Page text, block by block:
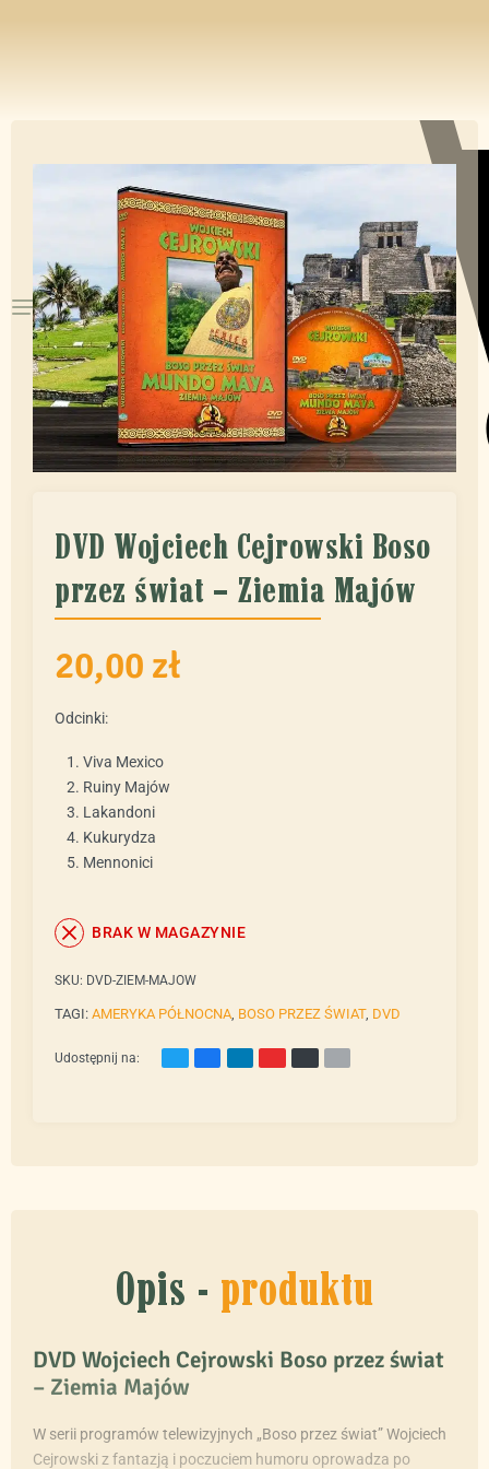
DVD Wojciech Cejrowski Boso
przez świat – Ziemia Majów
20,00 zł
Odcinki:
Viva Mexico
Ruiny Majów
Lakandoni
Kukurydza
Mennonici
BRAK W MAGAZYNIE
SKU: DVD-ZIEM-MAJOW
TAGI: AMERYKA PÓŁNOCNA, BOSO PRZEZ ŚWIAT, DVD
Udostępnij na:
Opis - produktu
DVD Wojciech Cejrowski Boso przez świat
– Ziemia Majów
W serii programów telewizyjnych „Boso przez świat” Wojciech
Cejrowski z fantazją i poczuciem humoru oprowadza po